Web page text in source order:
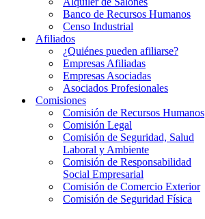
Banco de Recursos Humanos
Censo Industrial
Afiliados
¿Quiénes pueden afiliarse?
Empresas Afiliadas
Empresas Asociadas
Asociados Profesionales
Comisiones
Comisión de Recursos Humanos
Comisión Legal
Comisión de Seguridad, Salud
Laboral y Ambiente
Comisión de Responsabilidad
Social Empresarial
Comisión de Comercio Exterior
Comisión de Seguridad Física